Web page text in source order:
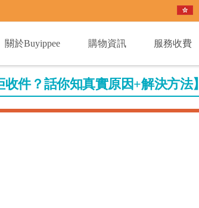
關於Buyippee
購物資訊 服務收費
件？話你知真實原因+解決方法】